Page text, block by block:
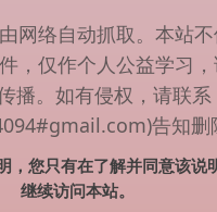
网络自动抓取。本站
，仅作个人公益学习
播。如有侵权，请联系
告知删
，您只有在了解并同意该说
继续访问本站。